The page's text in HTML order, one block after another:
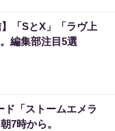
「SとX」「ラヴ上
編集部注目5選
ド「ストームエメラ
7時から。